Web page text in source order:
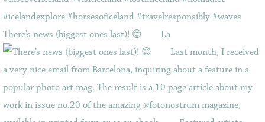
There’s news (biggest ones last)! 😊⠀ ⠀ La